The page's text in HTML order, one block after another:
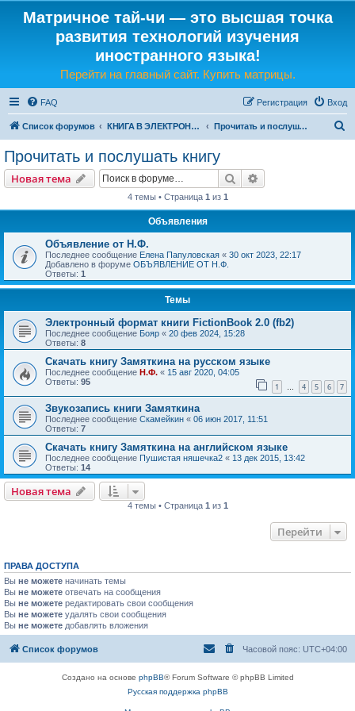
Матричное тай-чи — это высшая точка
развития технологий изучения
иностранного языка!
Перейти на главный сайт. Купить матрицы.
FAQ Вход
Регистрация
Список форумов КНИГА В ЭЛЕКТРОННОМ И ЗВУКОВОМ ВИДЕ Прочитать и послушать книгу
Прочитать и послушать книгу
Новая тема Поиск
4 темы • Страница 1 из 1
Объявления
Объявление от Н.Ф.
Последнее сообщение Елена Папуловская « 30 окт 2023, 22:17
Добавлено в форуме ОБЪЯВЛЕНИЕ ОТ Н.Ф.
Ответы: 1
Темы
Электронный формат книги FictionBook 2.0 (fb2)
Последнее сообщение Бояр « 20 фев 2024, 15:28
Ответы: 8
Скачать книгу Замяткина на русском языке
Последнее сообщение Н.Ф. « 15 авг 2020, 04:05
Ответы: 95 1 … 4 5 6 7
Звукозапись книги Замяткина
Последнее сообщение Скамейкин « 06 июн 2017, 11:51
Ответы: 7
Скачать книгу Замяткина на английском языке
Последнее сообщение Пушистая няшечка2 « 13 дек 2015, 13:42
Ответы: 14
Новая тема
4 темы • Страница 1 из 1
Перейти
ПРАВА ДОСТУПА
Вы не можете начинать темы
Вы не можете отвечать на сообщения
Вы не можете редактировать свои сообщения
Вы не можете удалять свои сообщения
Вы не можете добавлять вложения
Список форумов Часовой пояс: UTC+04:00
Создано на основе phpBB® Forum Software © phpBB Limited
Русская поддержка phpBB